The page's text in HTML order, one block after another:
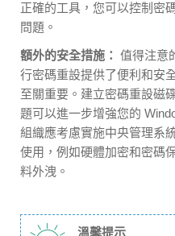
正確的工具，您可以控制密
問題。
額外的安全措施： 值得注意
行密碼重設提供了便利和安
至關重要。建立密碼重設磁
題可以進一步增強您的
組織應考慮實施中央管理系
使用，例如硬體加密和密碼
料外洩。
溫馨提示